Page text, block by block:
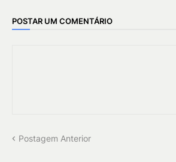
POSTAR UM COMENTÁRIO
Postagem Anterior